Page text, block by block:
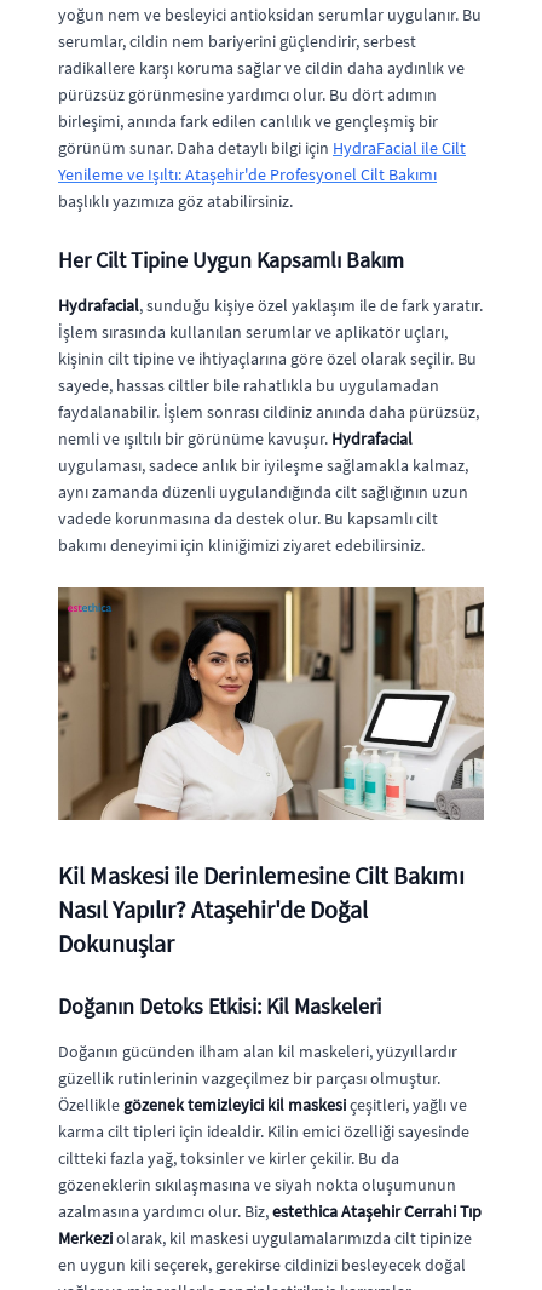
yoğun nem ve besleyici antioksidan serumlar uygulanır. Bu
serumlar, cildin nem bariyerini güçlendirir, serbest
radikallere karşı koruma sağlar ve cildin daha aydınlık ve
pürüzsüz görünmesine yardımcı olur. Bu dört adımın
birleşimi, anında fark edilen canlılık ve gençleşmiş bir
görünüm sunar. Daha detaylı bilgi için HydraFacial ile Cilt
Yenileme ve Işıltı: Ataşehir'de Profesyonel Cilt Bakımı
başlıklı yazımıza göz atabilirsiniz.
Her Cilt Tipine Uygun Kapsamlı Bakım
Hydrafacial, sunduğu kişiye özel yaklaşım ile de fark yaratır.
İşlem sırasında kullanılan serumlar ve aplikatör uçları,
kişinin cilt tipine ve ihtiyaçlarına göre özel olarak seçilir. Bu
sayede, hassas ciltler bile rahatlıkla bu uygulamadan
faydalanabilir. İşlem sonrası cildiniz anında daha pürüzsüz,
nemli ve ışıltılı bir görünüme kavuşur. Hydrafacial
uygulaması, sadece anlık bir iyileşme sağlamakla kalmaz,
aynı zamanda düzenli uygulandığında cilt sağlığının uzun
vadede korunmasına da destek olur. Bu kapsamlı cilt
bakımı deneyimi için kliniğimizi ziyaret edebilirsiniz.
Kil Maskesi ile Derinlemesine Cilt Bakımı
Nasıl Yapılır? Ataşehir'de Doğal
Dokunuşlar
Doğanın Detoks Etkisi: Kil Maskeleri
Doğanın gücünden ilham alan kil maskeleri, yüzyıllardır
güzellik rutinlerinin vazgeçilmez bir parçası olmuştur.
Özellikle gözenek temizleyici kil maskesiçeşitleri, yağlı ve
karma cilt tipleri için idealdir. Kilin emici özelliği sayesinde
ciltteki fazla yağ, toksinler ve kirler çekilir. Bu da
gözeneklerin sıkılaşmasına ve siyah nokta oluşumunun
azalmasına yardımcı olur. Biz,estethica Ataşehir Cerrahi Tıp
Merkeziolarak, kil maskesi uygulamalarımızda cilt tipinize
en uygun kili seçerek, gerekirse cildinizi besleyecek doğal